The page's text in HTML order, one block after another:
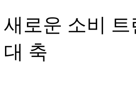
새로운 소비
대 축